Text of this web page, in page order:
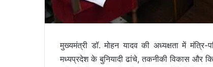
मुख्यमंत्री डॉ. मोहन यादव की अध्यक्षता में
मध्यप्रदेश के बुनियादी ढांचे, तकनीकी विकास और